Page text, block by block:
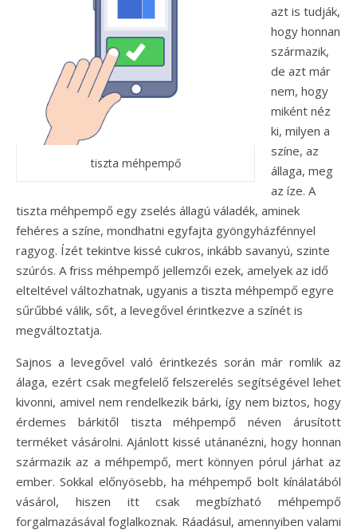
tiszta méhpempő
azt is tudják,
hogy honnan
származik,
de azt már
nem, hogy
miként néz
ki, milyen a
színe, az
állaga, meg
az íze. A
tiszta méhpempő egy zselés állagú váladék, aminek
fehéres a színe, mondhatni egyfajta gyöngyházfénnyel
ragyog. Ízét tekintve kissé cukros, inkább savanyú, szinte
szúrós. A friss méhpempő jellemzői ezek, amelyek az idő
elteltével változhatnak, ugyanis a tiszta méhpempő egyre
sűrűbbé válik, sőt, a levegővel érintkezve a színét is
megváltoztatja.
Sajnos a levegővel való érintkezés során már romlik az
álaga, ezért csak megfelelő felszerelés segítségével lehet
kivonni, amivel nem rendelkezik bárki, így nem biztos, hogy
érdemes bárkitől tiszta méhpempő néven árusított
terméket vásárolni. Ajánlott kissé utánanézni, hogy honnan
származik az a méhpempő, mert könnyen pórul járhat az
ember. Sokkal előnyösebb, ha méhpempő bolt kínálatából
vásárol, hiszen itt csak megbízható méhpempő
forgalmazásával foglalkoznak. Ráadásul, amennyiben valami